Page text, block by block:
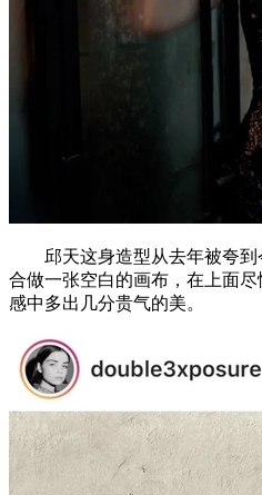
邱天这身造型从去年被夸到
合做一张空白的画布，在上面
感中多出几分贵气的美。